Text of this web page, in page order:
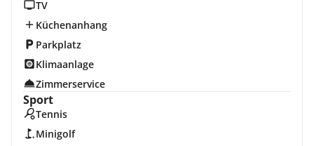
TV
Küchenanhang
Parkplatz
Klimaanlage
Zimmerservice
Sport
Tennis
Minigolf